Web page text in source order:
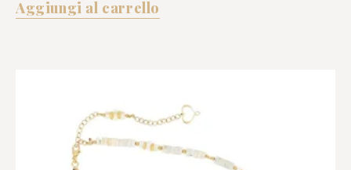
Aggiungi al carrello